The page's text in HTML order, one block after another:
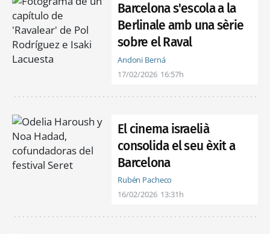
Barcelona s'escola a la
Berlinale amb una sèrie
sobre el Raval
Andoni Berná
17/02/2026 16:57h
El cinema israelià
consolida el seu èxit a
Barcelona
Rubén Pacheco
16/02/2026 13:31h